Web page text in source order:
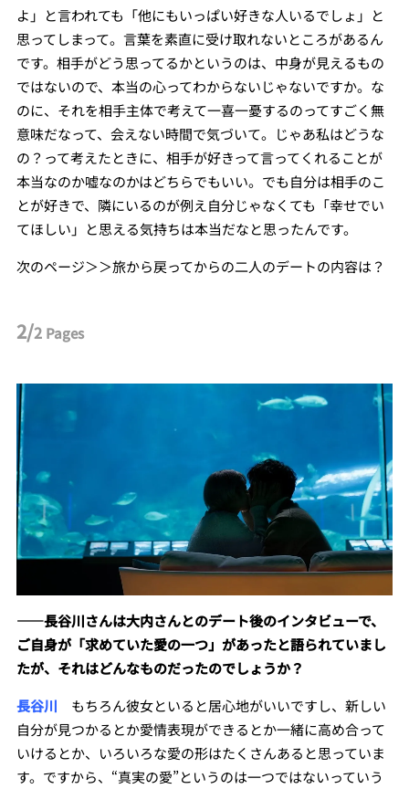
よ」と言われても「他にもいっぱい好きな人いるでしょ」と
思ってしまって。言葉を素直に受け取れないところがあるん
です。相手がどう思ってるかというのは、中身が見えるもの
ではないので、本当の心ってわからないじゃないですか。な
のに、それを相手主体で考えて一喜一憂するのってすごく無
意味だなって、会えない時間で気づいて。じゃあ私はどうな
の？って考えたときに、相手が好きって言ってくれることが
本当なのか嘘なのかはどちらでもいい。でも自分は相手のこ
とが好きで、隣にいるのが例え自分じゃなくても「幸せでい
てほしい」と思える気持ちは本当だなと思ったんです。
次のページ＞＞旅から戻ってからの二人のデートの内容は？
2/2 Pages
――長谷川さんは大内さんとのデート後のインタビューで、
ご自身が「求めていた愛の一つ」があったと語られていまし
たが、それはどんなものだったのでしょうか？
長谷川 もちろん彼女といると居心地がいいですし、新しい
自分が見つかるとか愛情表現ができるとか一緒に高め合って
いけるとか、いろいろな愛の形はたくさんあると思っていま
す。ですから、“真実の愛”というのは一つではないっていう